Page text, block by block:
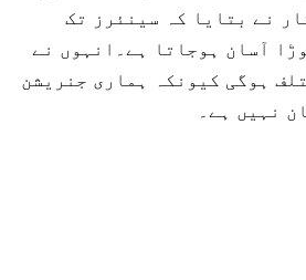
نے بتایا کہ سینئرز تک
آسان ہوجاتا ہے۔انہوں نے
ہوگی کیونکہ ہماری جنریشن
نہیں ہے۔